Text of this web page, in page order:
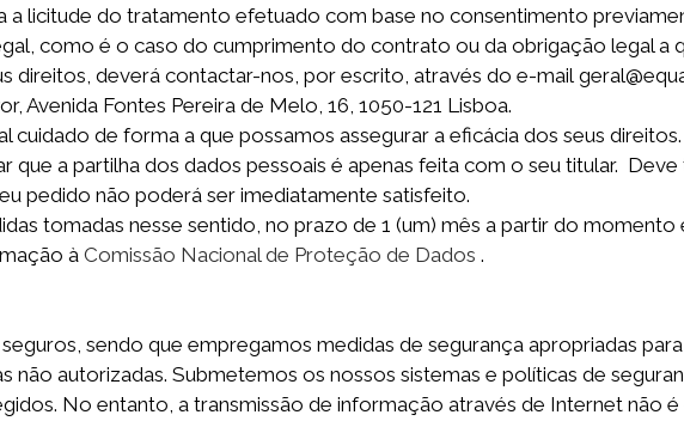
a licitude do tratamento efetuado com base no consentimento
como é o caso do cumprimento do contrato ou da obrigação legal a
direitos, deverá contactar-nos, por escrito, através do e-mail
Avenida Fontes Pereira de Melo, 16, 1050-121 Lisboa.
cuidado de forma a que possamos assegurar a eficácia dos seus
que a partilha dos dados pessoais é apenas feita com o seu titular.
pedido não poderá ser imediatamente satisfeito.
tomadas nesse sentido, no prazo de 1 (um) mês a partir do
à Comissão Nacional de Proteção de Dados .
sendo que empregamos medidas de segurança apropriadas
não autorizadas. Submetemos os nossos sistemas e políticas de
No entanto, a transmissão de informação através de Internet não